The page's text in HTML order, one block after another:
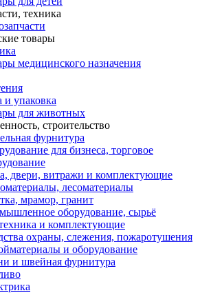
техника
товары
медицинского назначения
и упаковка
для животных
строительство
фурнитура
для бизнеса, торговое
двери, витражи и комплектующие
лесоматериалы
мрамор, гранит
оборудование, сырьё
и комплектующие
охраны, слежения, пожаротушения
и оборудование
и швейная фурнитура